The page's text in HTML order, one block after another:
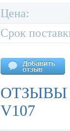
Цена:
Срок
ОТЗЫВЫ
V107